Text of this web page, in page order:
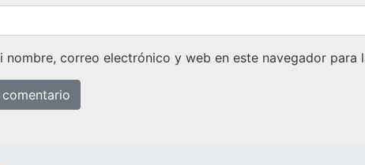
nombre, correo electrónico y web en este navegador para